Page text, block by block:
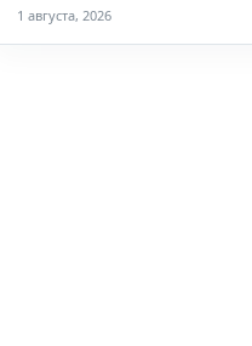
1 августа, 2026